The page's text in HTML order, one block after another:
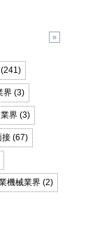
界 (3)
界 (3)
接 (67)
機械業界 (2)